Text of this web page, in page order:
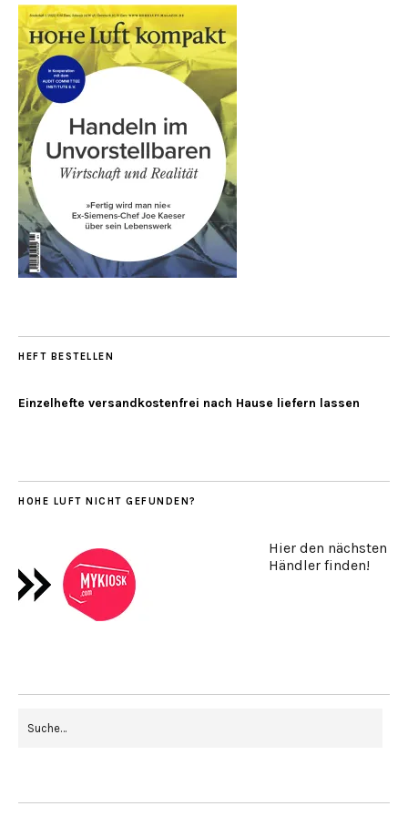
HEFT BESTELLEN
Einzelhefte versandkostenfrei nach Hause liefern lassen
HOHE LUFT NICHT GEFUNDEN?
Hier den nächsten
Händler finden!